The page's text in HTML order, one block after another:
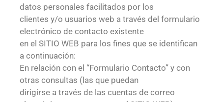
datos personales facilitados por los
clientes y/o usuarios web a través del formulario
electrónico de contacto existente
en el SITIO WEB para los fines que se identifican
a continuación:
En relación con el “Formulario Contacto” y con
otras consultas (las que puedan
dirigirse a través de las cuentas de correo